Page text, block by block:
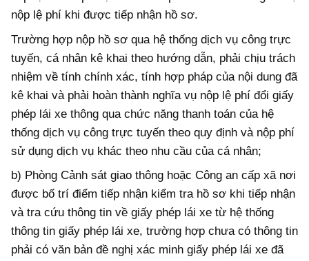
nộp lệ phí khi được tiếp nhận hồ sơ.
Trường hợp nộp hồ sơ qua hệ thống dịch vụ công trực
tuyến, cá nhân kê khai theo hướng dẫn, phải chịu trách
nhiệm về tính chính xác, tính hợp pháp của nội dung đã
kê khai và phải hoàn thành nghĩa vụ nộp lệ phí đổi giấy
phép lái xe thông qua chức năng thanh toán của hệ
thống dịch vụ công trực tuyến theo quy định và nộp phí
sử dụng dịch vụ khác theo nhu cầu của cá nhân;
b) Phòng Cảnh sát giao thông hoặc Công an cấp xã nơi
được bố trí điểm tiếp nhận kiểm tra hồ sơ khi tiếp nhận
và tra cứu thông tin về giấy phép lái xe từ hệ thống
thông tin giấy phép lái xe, trường hợp chưa có thông tin
phải có văn bản đề nghị xác minh giấy phép lái xe đã